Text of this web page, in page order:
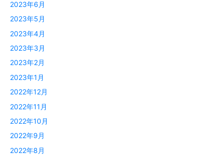
2023年6月
2023年5月
2023年4月
2023年3月
2023年2月
2023年1月
2022年12月
2022年11月
2022年10月
2022年9月
2022年8月